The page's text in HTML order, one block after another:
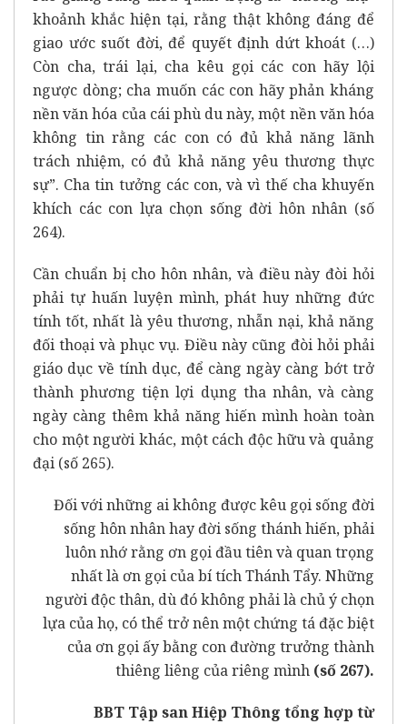
khoảnh khắc hiện tại, rằng thật không đáng để
giao ước suốt đời, để quyết định dứt khoát (…)
Còn cha, trái lại, cha kêu gọi các con hãy lội
ngược dòng; cha muốn các con hãy phản kháng
nền văn hóa của cái phù du này, một nền văn hóa
không tin rằng các con có đủ khả năng lãnh
trách nhiệm, có đủ khả năng yêu thương thực
sự”. Cha tin tưởng các con, và vì thế cha khuyến
khích các con lựa chọn sống đời hôn nhân (số
264).
Cần chuẩn bị cho hôn nhân, và điều này đòi hỏi
phải tự huấn luyện mình, phát huy những đức
tính tốt, nhất là yêu thương, nhẫn nại, khả năng
đối thoại và phục vụ. Điều này cũng đòi hỏi phải
giáo dục về tính dục, để càng ngày càng bớt trở
thành phương tiện lợi dụng tha nhân, và càng
ngày càng thêm khả năng hiến mình hoàn toàn
cho một người khác, một cách độc hữu và quảng
đại (số 265).
Đối với những ai không được kêu gọi sống đời
sống hôn nhân hay đời sống thánh hiến, phải
luôn nhớ rằng ơn gọi đầu tiên và quan trọng
nhất là ơn gọi của bí tích Thánh Tẩy. Những
người độc thân, dù đó không phải là chủ ý chọn
lựa của họ, có thể trở nên một chứng tá đặc biệt
của ơn gọi ấy bằng con đường trưởng thành
thiêng liêng của riêng mình (số 267).
BBT Tập san Hiệp Thông tổng hợp từ